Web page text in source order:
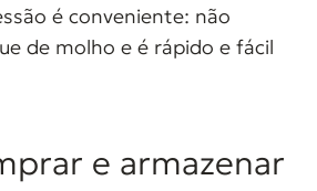
é conveniente: não
de molho e é rápido e fácil
e armazenar